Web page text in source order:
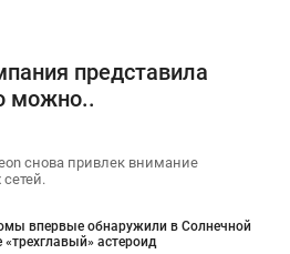
представила
можно..
снова привлек внимание
впервые обнаружили в Солнечной
«трехглавый» астероид